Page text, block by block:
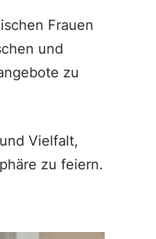
Frauen
und
zu
Vielfalt,
zu feiern.